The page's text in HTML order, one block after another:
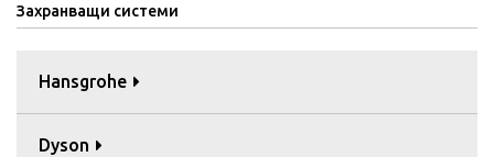
Захранващи системи
Hansgrohe
Dyson